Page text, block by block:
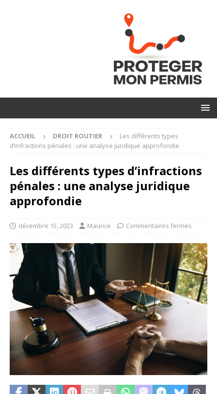
ACCUEIL DROIT ROUTIER
Les différents types
d’infractions pénales : une analyse juridique approfondie
Les différents types d’infractions
pénales : une analyse juridique
approfondie
décembre 15, 2023 Maurice Commentaires fermés